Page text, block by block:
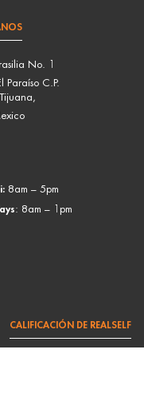
No. 1
Paraíso C.P.
8am – 5pm
: 8am – 1pm
CALIFICACIÓN DE REALSELF